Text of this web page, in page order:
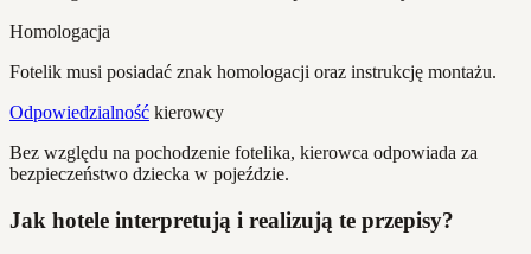
Homologacja
Fotelik musi posiadać znak homologacji oraz instrukcję montażu.
Odpowiedzialność kierowcy
Bez względu na pochodzenie fotelika, kierowca odpowiada za
bezpieczeństwo dziecka w pojeździe.
Jak hotele interpretują i realizują te przepisy?